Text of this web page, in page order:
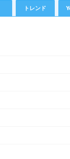
トレンド